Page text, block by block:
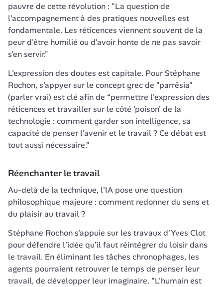
pauvre de cette révolution : "La question de
l'accompagnement à des pratiques nouvelles est
fondamentale. Les réticences viennent souvent de la
peur d'être humilié ou d'avoir honte de ne pas savoir
s'en servir."
L'expression des doutes est capitale. Pour Stéphane
Rochon, s’appyer sur le concept grec de "parrêsia"
(parler vrai) est clé afin de “permettre l'expression des
réticences et travailler sur le côté 'poison' de la
technologie : comment garder son intelligence, sa
capacité de penser l'avenir et le travail ? Ce débat est
tout aussi nécessaire."
Réenchanter le travail
Au-delà de la technique, l'IA pose une question
philosophique majeure : comment redonner du sens et
du plaisir au travail ?
Stéphane Rochon s'appuie sur les travaux d'Yves Clot
pour défendre l'idée qu'il faut réintégrer du loisir dans
le travail. En éliminant les tâches chronophages, les
agents pourraient retrouver le temps de penser leur
travail, de développer leur imaginaire. "L'humain est